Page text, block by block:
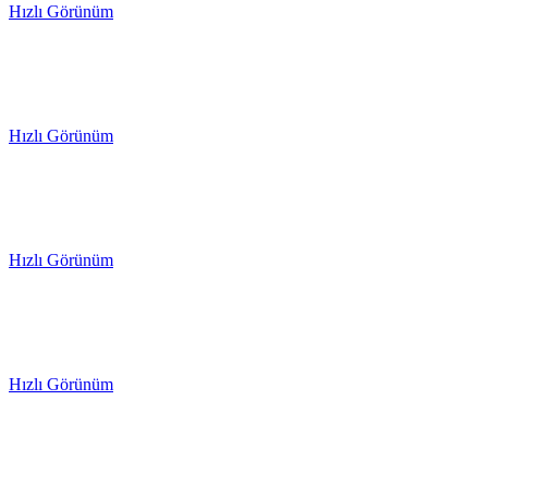
Hızlı Görünüm
Hızlı Görünüm
Hızlı Görünüm
Hızlı Görünüm